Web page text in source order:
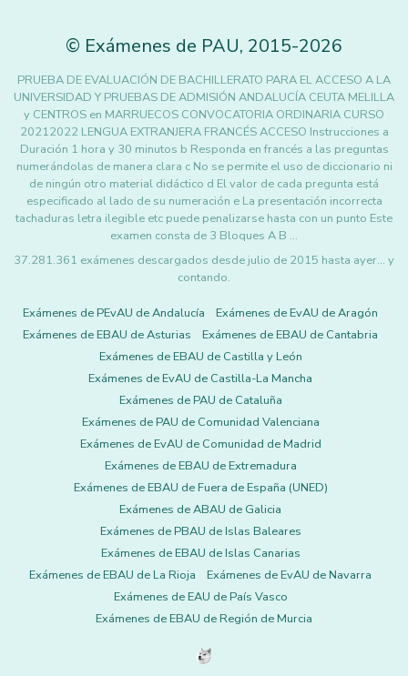
© Exámenes de PAU, 2015-2026
PRUEBA DE EVALUACIÓN DE BACHILLERATO PARA EL ACCESO A LA
UNIVERSIDAD Y PRUEBAS DE ADMISIÓN ANDALUCÍA CEUTA MELILLA
y CENTROS en MARRUECOS CONVOCATORIA ORDINARIA CURSO
20212022 LENGUA EXTRANJERA FRANCÉS ACCESO Instrucciones a
Duración 1 hora y 30 minutos b Responda en francés a las preguntas
numerándolas de manera clara c No se permite el uso de diccionario ni
de ningún otro material didáctico d El valor de cada pregunta está
especificado al lado de su numeración e La presentación incorrecta
tachaduras letra ilegible etc puede penalizarse hasta con un punto Este
examen consta de 3 Bloques A B …
37.281.361 exámenes descargados desde julio de 2015 hasta ayer... y
contando.
Exámenes de PEvAU de Andalucía
Exámenes de EvAU de Aragón
Exámenes de EBAU de Asturias
Exámenes de EBAU de Cantabria
Exámenes de EBAU de Castilla y León
Exámenes de EvAU de Castilla-La Mancha
Exámenes de PAU de Cataluña
Exámenes de PAU de Comunidad Valenciana
Exámenes de EvAU de Comunidad de Madrid
Exámenes de EBAU de Extremadura
Exámenes de EBAU de Fuera de España (UNED)
Exámenes de ABAU de Galicia
Exámenes de PBAU de Islas Baleares
Exámenes de EBAU de Islas Canarias
Exámenes de EBAU de La Rioja
Exámenes de EvAU de Navarra
Exámenes de EAU de País Vasco
Exámenes de EBAU de Región de Murcia